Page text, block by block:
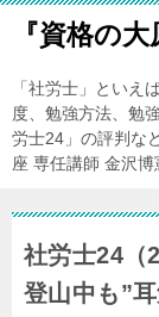
『資格の
「社労士」といえ
度、勉強方法、勉
労士24」の評判な
座 専任講師 金沢博
社労士24（
登山中も”